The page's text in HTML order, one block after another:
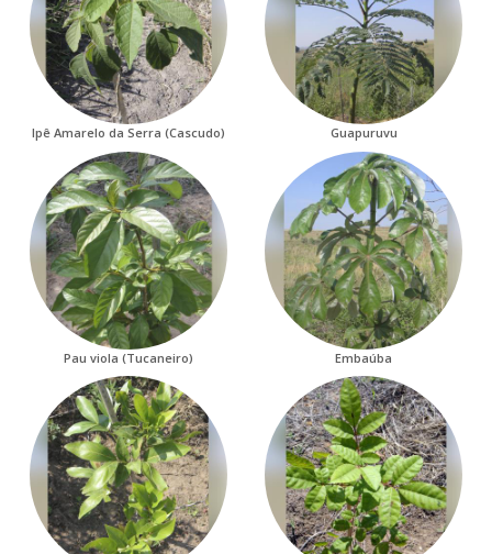
Ipê Amarelo da Serra (Cascudo) Guapuruvu
Pau viola (Tucaneiro) Embaúba